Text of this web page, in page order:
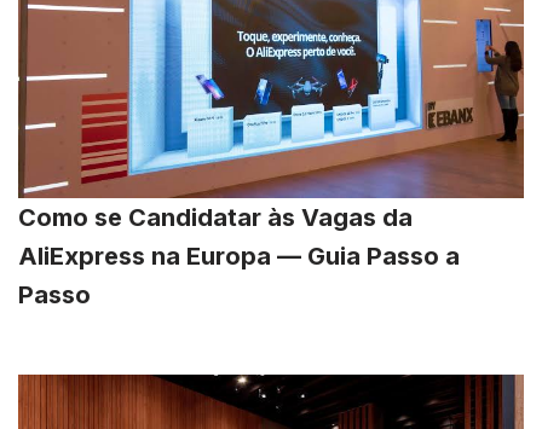
Como se Candidatar às Vagas da
AliExpress na Europa — Guia Passo a
Passo